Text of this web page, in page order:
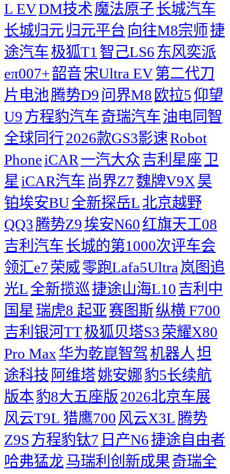
L EVDM技术 魔法原子长城汽车
长城归元 归元平台 向往M8宗师 捷
途汽车极狐T1 智己LS6 东风奕派
eπ007+韶音 宋Ultra EV第二代刀
片电池腾势D9 问界M8 欧拉5仰望
U9 方程豹汽车奇瑞汽车油电同智
全球同行2026款GS3影速Robot
PhoneiCAR一汽大众吉利星座 卫
星 iCAR汽车 尚界Z7魏牌V9X昊
铂埃安BU全新探岳L 北京越野
QQ3腾势Z9埃安N60红旗天工08
吉利汽车长城的第1000次评车会
领汇e7荣威零跑Lafa5Ultra 岚图追
光L 全新揽巡捷途山海L10吉利中
国星 瑞虎8 起亚赛图斯纵横 F700
吉利银河TT极狐贝塔S3荣耀X80
Pro Max华为乾崑智驾 机器人 坦
途科技 阿维塔姚安娜豹5长续航
版本豹8大五座版2026北京车展
风云T9L 猎鹰700 风云X3L 腾势
Z9S 方程豹钛7 日产N6捷途自由者
哈弗猛龙马瑞利创新成果奇瑞全